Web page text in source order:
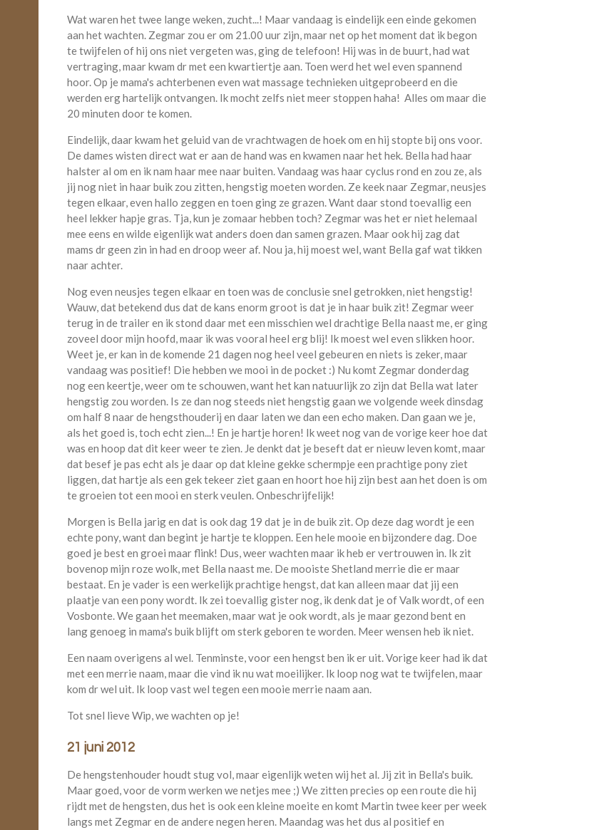
Wat waren het twee lange weken, zucht...! Maar vandaag is eindelijk een einde gekomen
aan het wachten. Zegmar zou er om 21.00 uur zijn, maar net op het moment dat ik begon
te twijfelen of hij ons niet vergeten was, ging de telefoon! Hij was in de buurt, had wat
vertraging, maar kwam dr met een kwartiertje aan. Toen werd het wel even spannend
hoor. Op je mama's achterbenen even wat massage technieken uitgeprobeerd en die
werden erg hartelijk ontvangen. Ik mocht zelfs niet meer stoppen haha! Alles om maar die
20 minuten door te komen.
Eindelijk, daar kwam het geluid van de vrachtwagen de hoek om en hij stopte bij ons voor.
De dames wisten direct wat er aan de hand was en kwamen naar het hek. Bella had haar
halster al om en ik nam haar mee naar buiten. Vandaag was haar cyclus rond en zou ze, als
jij nog niet in haar buik zou zitten, hengstig moeten worden. Ze keek naar Zegmar, neusjes
tegen elkaar, even hallo zeggen en toen ging ze grazen. Want daar stond toevallig een
heel lekker hapje gras. Tja, kun je zomaar hebben toch? Zegmar was het er niet helemaal
mee eens en wilde eigenlijk wat anders doen dan samen grazen. Maar ook hij zag dat
mams dr geen zin in had en droop weer af. Nou ja, hij moest wel, want Bella gaf wat tikken
naar achter.
Nog even neusjes tegen elkaar en toen was de conclusie snel getrokken, niet hengstig!
Wauw, dat betekend dus dat de kans enorm groot is dat je in haar buik zit! Zegmar weer
terug in de trailer en ik stond daar met een misschien wel drachtige Bella naast me, er ging
zoveel door mijn hoofd, maar ik was vooral heel erg blij! Ik moest wel even slikken hoor.
Weet je, er kan in de komende 21 dagen nog heel veel gebeuren en niets is zeker, maar
vandaag was positief! Die hebben we mooi in de pocket :) Nu komt Zegmar donderdag
nog een keertje, weer om te schouwen, want het kan natuurlijk zo zijn dat Bella wat later
hengstig zou worden. Is ze dan nog steeds niet hengstig gaan we volgende week dinsdag
om half 8 naar de hengsthouderij en daar laten we dan een echo maken. Dan gaan we je,
als het goed is, toch echt zien...! En je hartje horen! Ik weet nog van de vorige keer hoe dat
was en hoop dat dit keer weer te zien. Je denkt dat je beseft dat er nieuw leven komt, maar
dat besef je pas echt als je daar op dat kleine gekke schermpje een prachtige pony ziet
liggen, dat hartje als een gek tekeer ziet gaan en hoort hoe hij zijn best aan het doen is om
te groeien tot een mooi en sterk veulen. Onbeschrijfelijk!
Morgen is Bella jarig en dat is ook dag 19 dat je in de buik zit. Op deze dag wordt je een
echte pony, want dan begint je hartje te kloppen. Een hele mooie en bijzondere dag. Doe
goed je best en groei maar flink! Dus, weer wachten maar ik heb er vertrouwen in. Ik zit
bovenop mijn roze wolk, met Bella naast me. De mooiste Shetland merrie die er maar
bestaat. En je vader is een werkelijk prachtige hengst, dat kan alleen maar dat jij een
plaatje van een pony wordt. Ik zei toevallig gister nog, ik denk dat je of Valk wordt, of een
Vosbonte. We gaan het meemaken, maar wat je ook wordt, als je maar gezond bent en
lang genoeg in mama's buik blijft om sterk geboren te worden. Meer wensen heb ik niet.
Een naam overigens al wel. Tenminste, voor een hengst ben ik er uit. Vorige keer had ik dat
met een merrie naam, maar die vind ik nu wat moeilijker. Ik loop nog wat te twijfelen, maar
kom dr wel uit. Ik loop vast wel tegen een mooie merrie naam aan.
Tot snel lieve Wip, we wachten op je!
21 juni 2012
De hengstenhouder houdt stug vol, maar eigenlijk weten wij het al. Jij zit in Bella's buik.
Maar goed, voor de vorm werken we netjes mee ;) We zitten precies op een route die hij
rijdt met de hengsten, dus het is ook een kleine moeite en komt Martin twee keer per week
langs met Zegmar en de andere negen heren. Maandag was het dus al positief en